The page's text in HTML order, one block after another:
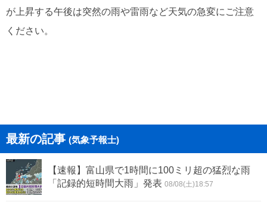
が上昇する午後は突然の雨や雷雨など天気の急変にご注意
ください。
最新の記事 (気象予報士)
【速報】富山県で1時間に100ミリ超の猛烈な雨
「記録的短時間大雨」発表 08/08(土)18:57